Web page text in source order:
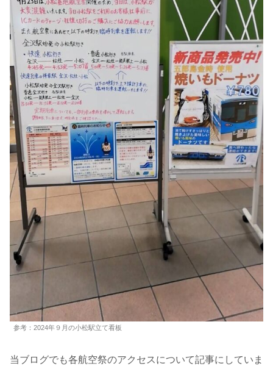
参考：2024年９月の小松駅立て看板
当ブログでも各航空祭のアクセスについて記事にしていま